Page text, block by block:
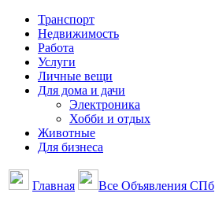
Транспорт
Недвижимость
Работа
Услуги
Личные вещи
Для дома и дачи
Электроника
Хобби и отдых
Животные
Для бизнеса
Главная Все Объявления СПб